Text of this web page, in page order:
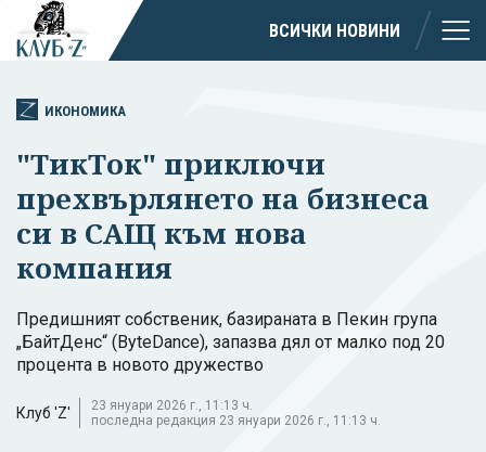
ВСИЧКИ НОВИНИ
ИКОНОМИКА
"ТикТок" приключи
прехвърлянето на бизнеса
си в САЩ към нова
компания
Предишният собственик, базираната в Пекин група
„БайтДенс“ (ByteDance), запазва дял от малко под 20
процента в новото дружество
Клуб 'Z'
23 януари 2026 г., 11:13 ч.
последна редакция 23 януари 2026 г., 11:13 ч.